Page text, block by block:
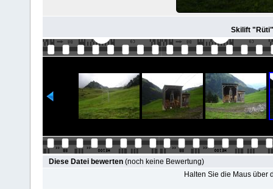
Skilift
Diese Datei bewerten (noch keine Bewertung)
Halten Sie die Maus über